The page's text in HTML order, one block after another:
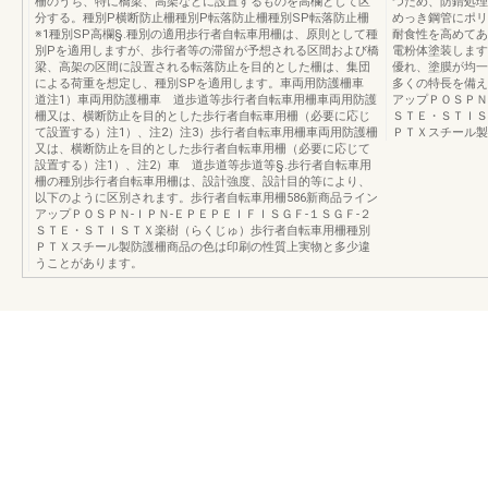
分する。種別P横断防止柵種別P転落防止柵種別SP転落防止柵
※1種別SP高欄§.種別の適用歩行者自転車用柵は、原則として種
別Pを適用しますが、歩行者等の滞留が予想される区間および橋
梁、高架の区間に設置される転落防止を目的とした柵は、集団
による荷重を想定し、種別SPを適用します。車両用防護柵車
道注1）車両用防護柵車 道歩道等歩行者自転車用柵車両用防護
柵又は、横断防止を目的とした歩行者自転車用柵（必要に応じ
て設置する）注1）、注2）注3）歩行者自転車用柵車両用防護柵
又は、横断防止を目的とした歩行者自転車用柵（必要に応じて
設置する）注1）、注2）車 道歩道等歩道等§.歩行者自転車用
柵の種別歩行者自転車用柵は、設計強度、設計目的等により、
以下のように区別されます。歩行者自転車用柵586新商品ライン
アップＰＯＳＰＮ-ＩＰＮ-ＥＰＥＰＥＩＦＩＳＧＦ-１ＳＧＦ-２
ＳＴＥ・ＳＴＩＳＴＸ楽樹（らくじゅ）歩行者自転車用柵種別
ＰＴＸスチール製防護柵商品の色は印刷の性質上実物と多少違
うことがあります。
めっき鋼管にポ
耐食性を高めて
電粉体塗装しま
優れ、塗膜が均
多くの特長を備
アップＰＯＳＰ
ＳＴＥ・ＳＴＩ
ＰＴＸスチール